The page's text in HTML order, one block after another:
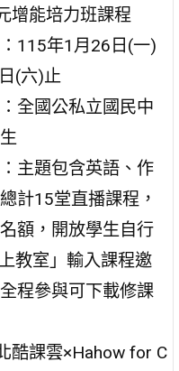
增能培力班課程
115年1月26日(一)
(六)止
全國公私立國民中
主題包含英語、作
計15堂直播課程，
額，開放學生自行
教室」輸入課程邀
程參與可下載修課
酷課雲×Hahow for C